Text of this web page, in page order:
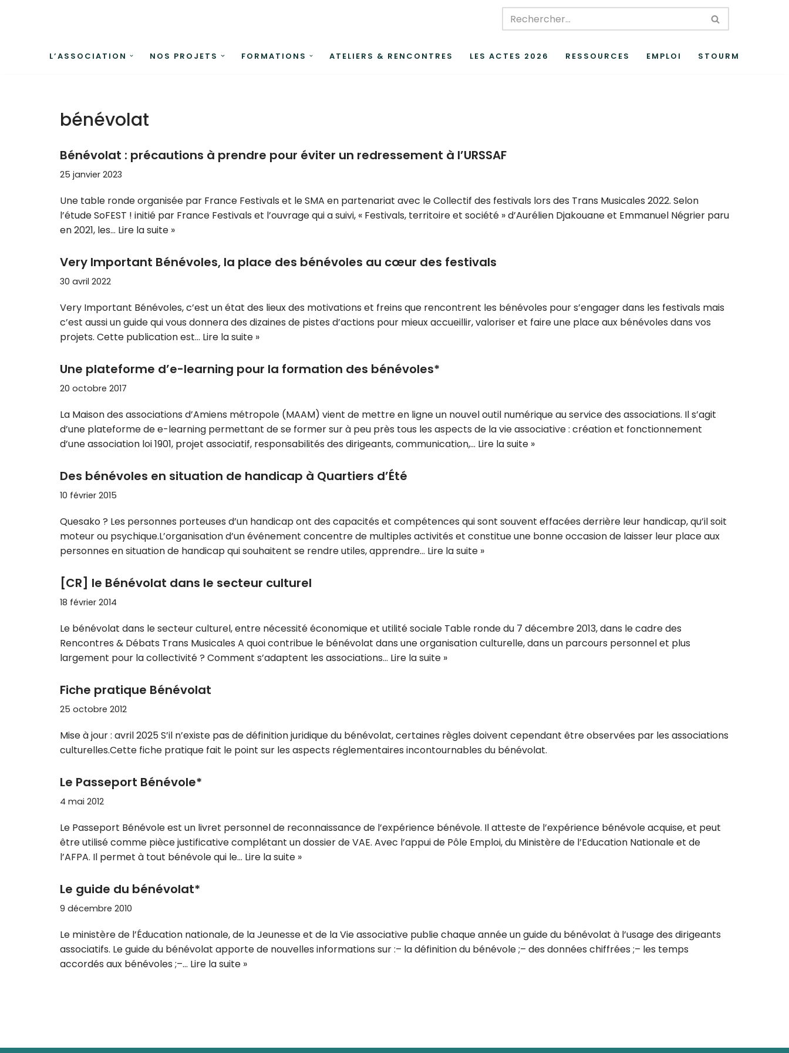
L’ASSOCIATION NOS PROJETS FORMATIONS ATELIERS & RENCONTRES LES ACTES 2026 RESSOURCES EMPLOI STOURM
bénévolat
Bénévolat : précautions à prendre pour éviter un redressement à l’URSSAF
25 janvier 2023
Une table ronde organisée par France Festivals et le SMA en partenariat avec le Collectif des festivals lors des Trans Musicales 2022. Selon
l’étude SoFEST ! initié par France Festivals et l’ouvrage qui a suivi, « Festivals, territoire et société » d’Aurélien Djakouane et Emmanuel Négrier paru
en 2021, les… Lire la suite »
Very Important Bénévoles, la place des bénévoles au cœur des festivals
30 avril 2022
Very Important Bénévoles, c’est un état des lieux des motivations et freins que rencontrent les bénévoles pour s’engager dans les festivals mais
c’est aussi un guide qui vous donnera des dizaines de pistes d’actions pour mieux accueillir, valoriser et faire une place aux bénévoles dans vos
projets. Cette publication est… Lire la suite »
Une plateforme d’e-learning pour la formation des bénévoles*
20 octobre 2017
La Maison des associations d’Amiens métropole (MAAM) vient de mettre en ligne un nouvel outil numérique au service des associations. Il s’agit
d’une plateforme de e-learning permettant de se former sur à peu près tous les aspects de la vie associative : création et fonctionnement
d’une association loi 1901, projet associatif, responsabilités des dirigeants, communication,… Lire la suite »
Des bénévoles en situation de handicap à Quartiers d’Été
10 février 2015
Quesako ? Les personnes porteuses d’un handicap ont des capacités et compétences qui sont souvent effacées derrière leur handicap, qu’il soit
moteur ou psychique.L’organisation d’un événement concentre de multiples activités et constitue une bonne occasion de laisser leur place aux
personnes en situation de handicap qui souhaitent se rendre utiles, apprendre… Lire la suite »
[CR] le Bénévolat dans le secteur culturel
18 février 2014
Le bénévolat dans le secteur culturel, entre nécessité économique et utilité sociale Table ronde du 7 décembre 2013, dans le cadre des
Rencontres & Débats Trans Musicales A quoi contribue le bénévolat dans une organisation culturelle, dans un parcours personnel et plus
largement pour la collectivité ? Comment s’adaptent les associations… Lire la suite »
Fiche pratique Bénévolat
25 octobre 2012
Mise à jour : avril 2025 S’il n’existe pas de définition juridique du bénévolat, certaines règles doivent cependant être observées par les associations
culturelles.Cette fiche pratique fait le point sur les aspects réglementaires incontournables du bénévolat.
Le Passeport Bénévole*
4 mai 2012
Le Passeport Bénévole est un livret personnel de reconnaissance de l’expérience bénévole. Il atteste de l’expérience bénévole acquise, et peut
être utilisé comme pièce justificative complétant un dossier de VAE. Avec l’appui de Pôle Emploi, du Ministère de l’Education Nationale et de
l’AFPA. Il permet à tout bénévole qui le… Lire la suite »
Le guide du bénévolat*
9 décembre 2010
Le ministère de l’Éducation nationale, de la Jeunesse et de la Vie associative publie chaque année un guide du bénévolat à l’usage des dirigeants
associatifs. Le guide du bénévolat apporte de nouvelles informations sur :– la définition du bénévole ;– des données chiffrées ;– les temps
accordés aux bénévoles ;–… Lire la suite »